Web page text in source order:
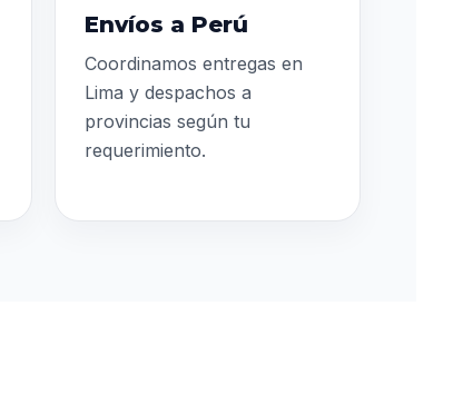
Envíos a Perú
Coordinamos entregas en
Lima y despachos a
provincias según tu
requerimiento.